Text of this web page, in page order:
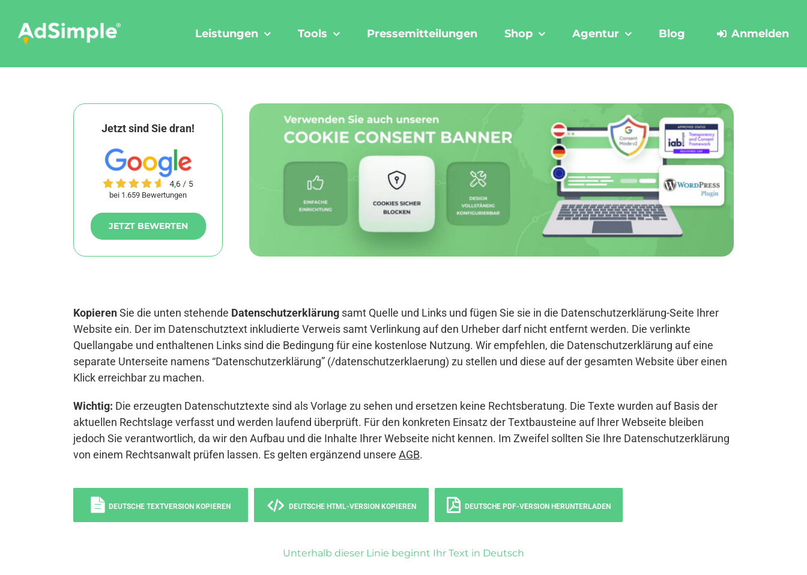
content
Leistungen Tools Pressemitteilungen Shop Agentur Blog Anmelden
Jetzt sind Sie dran!
bei 1.659 Bewertungen
JETZT BEWERTEN
KopierenSie die unten stehende Datenschutzerklärung samt Quelle und Links und fügen Sie sie in die Datenschutzerklärung-Seite Ihrer
Website ein. Der im Datenschutztext inkludierte Verweis samt Verlinkung auf den Urheber darf nicht entfernt werden. Die verlinkte
Quellangabe und enthaltenen Links sind die Bedingung für eine kostenlose Nutzung. Wir empfehlen, die Datenschutzerklärung auf eine
separate Unterseite namens “Datenschutzerklärung” (/datenschutzerklaerung) zu stellen und diese auf der gesamten Website über einen
Klick erreichbar zu machen.
Wichtig: Die erzeugten Datenschutztexte sind als Vorlage zu sehen und ersetzen keine Rechtsberatung. Die Texte wurden auf Basis der
aktuellen Rechtslage verfasst und werden laufend überprüft. Für den konkreten Einsatz der Textbausteine auf Ihrer Webseite bleiben
jedoch Sie verantwortlich, da wir den Aufbau und die Inhalte Ihrer Webseite nicht kennen. Im Zweifel sollten Sie Ihre Datenschutzerklärung
von einem Rechtsanwalt prüfen lassen. Es gelten ergänzend unsere AGB.
DEUTSCHE TEXTVERSION KOPIEREN DEUTSCHE HTML-VERSION KOPIEREN DEUTSCHE PDF-VERSION HERUNTERLADEN
Unterhalb dieser Linie beginnt Ihr Text in Deutsch